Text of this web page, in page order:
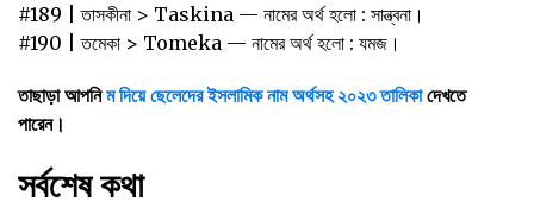
#189 | তাসকীনা‌ > ‌Taskina — নামের অর্থ হলো : সান্ত্বনা।‌ ‌
#190 | তমেকা > Tomeka — নামের অর্থ হলো : যমজ।
তাছাড়া আপনিম দিয়ে ছেলেদের ইসলামিক নাম অর্থসহ২০২৩তালিকাদেখতে
পারেন।
সর্বশেষ কথা